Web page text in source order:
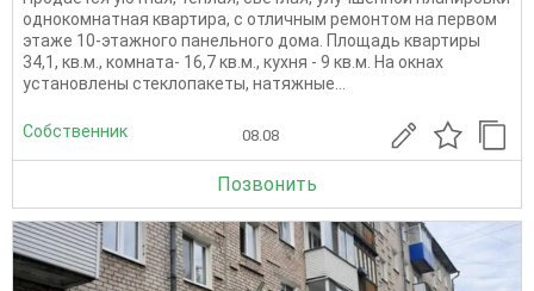
однокомнатная квартира, с отличным ремонтом на первом
этаже 10-этажного панельного дома. Площадь квартиры
34,1, кв.м., комната- 16,7 кв.м., кухня - 9 кв.м. На окнах
установлены стеклопакеты, натяжные...
Собственник 08.08
Позвонить